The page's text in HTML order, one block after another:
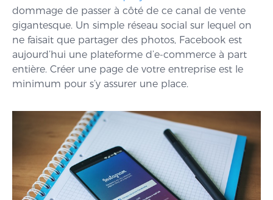
dommage de passer à côté de ce canal de vente
gigantesque. Un simple réseau social sur lequel on
ne faisait que partager des photos, Facebook est
aujourd’hui une plateforme d’e-commerce à part
entière. Créer une page de votre entreprise est le
minimum pour s’y assurer une place.